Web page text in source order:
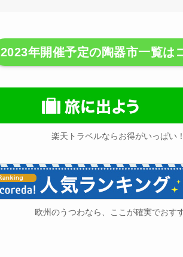
2023年開催予定の陶器市一覧は
楽天トラベルならお得がいっぱい！
欧州のうつわなら、ここが確実でおす